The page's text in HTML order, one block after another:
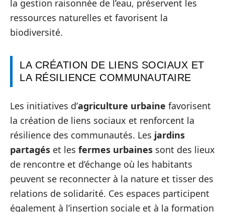
la gestion raisonnée de l’eau, préservent les
ressources naturelles et favorisent la
biodiversité.
LA CRÉATION DE LIENS SOCIAUX ET
LA RÉSILIENCE COMMUNAUTAIRE
Les initiatives d’agriculture urbaine favorisent
la création de liens sociaux et renforcent la
résilience des communautés. Les jardins
partagés et les fermes urbaines sont des lieux
de rencontre et d’échange où les habitants
peuvent se reconnecter à la nature et tisser des
relations de solidarité. Ces espaces participent
également à l’insertion sociale et à la formation